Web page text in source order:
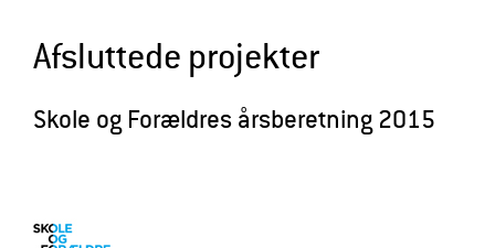
d
e
Afsluttede projekter
Skole og Forældres årsberetning 2015